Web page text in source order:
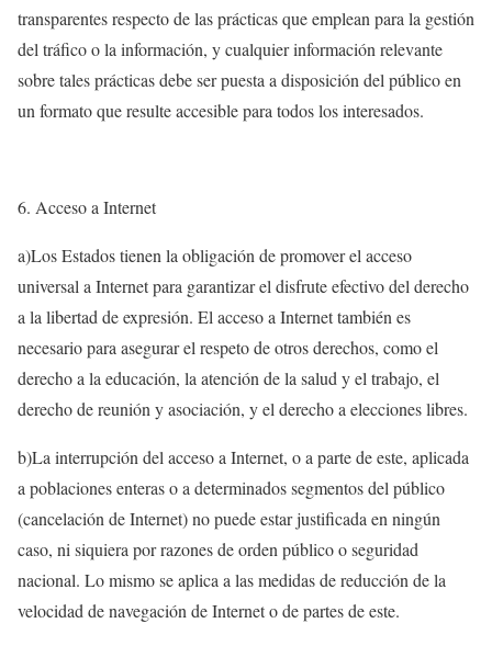
transparentes respecto de las prácticas que emplean para la gestión
del tráfico o la información, y cualquier información relevante
sobre tales prácticas debe ser puesta a disposición del público en
un formato que resulte accesible para todos los interesados.
Acceso a Internet
a)Los Estados tienen la obligación de promover el acceso
universal a Internet para garantizar el disfrute efectivo del derecho
a la libertad de expresión. El acceso a Internet también es
necesario para asegurar el respeto de otros derechos, como el
derecho a la educación, la atención de la salud y el trabajo, el
derecho de reunión y asociación, y el derecho a elecciones libres.
b)La interrupción del acceso a Internet, o a parte de este, aplicada
a poblaciones enteras o a determinados segmentos del público
(cancelación de Internet) no puede estar justificada en ningún
caso, ni siquiera por razones de orden público o seguridad
nacional. Lo mismo se aplica a las medidas de reducción de la
velocidad de navegación de Internet o de partes de este.